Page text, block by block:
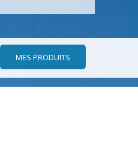
MES PRODUITS